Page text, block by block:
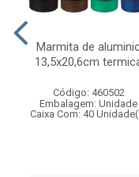
Marmita de
13,5x20,6cm
Código: 460502
Embalagem: Unidade
Caixa Com: 40